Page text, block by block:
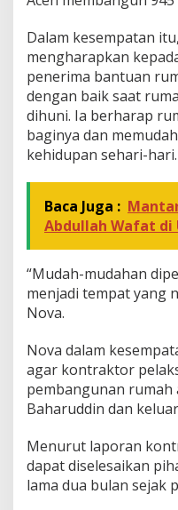
2
e
b
a
n
y
a
k
7
1
1
U
n
i
Dalam kesempatan
mengharapkan
penerima bantuan
dengan baik saat
dihuni. Ia berharap
baginya dan
kehidupan sehari-hari.
Baca Juga :
Abdullah Wafat di
“Mudah-mudahan
menjadi tempat yang
Nova.
Nova dalam
agar kontraktor
pembangunan rumah
Baharuddin dan
Menurut laporan
dapat diselesaikan
lama dua bulan sejak